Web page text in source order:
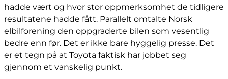
hadde vært og hvor stor oppmerksomhet de tidligere
resultatene hadde fått. Parallelt omtalte Norsk
elbilforening den oppgraderte bilen som vesentlig
bedre enn før. Det er ikke bare hyggelig presse. Det
er et tegn på at Toyota faktisk har jobbet seg
gjennom et vanskelig punkt.